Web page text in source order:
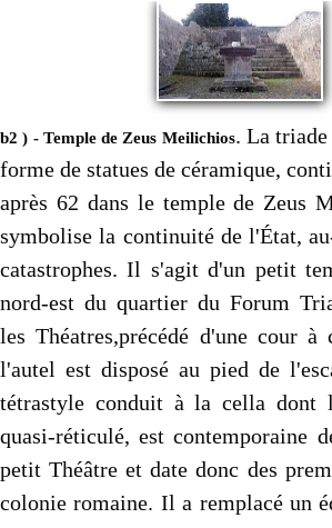
b2 ) - Temple de Zeus Meilichios. La
forme de statues de céramique,
après 62 dans le temple de Zeus
symbolise la continuité de l'État,
catastrophes. Il s'agit d'un petit
nord-est du quartier du Forum
les Théatres,précédé d'une cour à
l'autel est disposé au pied de
tétrastyle conduit à la cella dont
quasi-réticulé, est contemporaine
petit Théâtre et date donc des
colonie romaine. Il a remplacé un